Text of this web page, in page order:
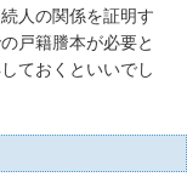
人の関係を証明す
戸籍謄本が必要と
ておくといいでし